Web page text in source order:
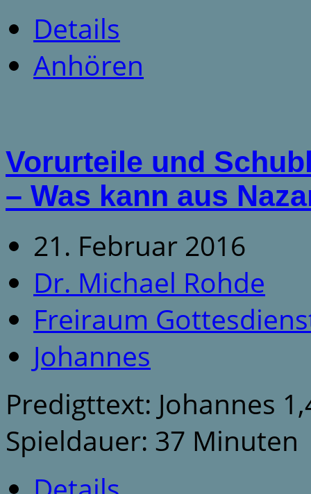
Details
Anhören
Vorurteile und
– Was kann aus
21. Februar 2016
Dr. Michael Rohde
Freiraum
Johannes
Predigttext: Johannes
Spieldauer: 37 Minuten